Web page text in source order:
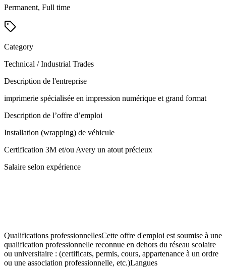
Permanent, Full time
Category
Technical / Industrial Trades
Description de l'entreprise
imprimerie spécialisée en impression numérique et grand format
Description de l’offre d’emploi
Installation (wrapping) de véhicule
Certification 3M et/ou Avery un atout précieux
Salaire selon expérience
Qualifications professionnellesCette offre d'emploi est soumise à une
qualification professionnelle reconnue en dehors du réseau scolaire
ou universitaire : (certificats, permis, cours, appartenance à un ordre
ou une association professionnelle, etc.)Langues